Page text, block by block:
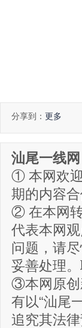
分享到： 更多
汕尾一线
① 本网欢
期的内容
② 在本网
代表本网
问题，请
妥善处理
③本网原创
有以“汕尾
追究其法律